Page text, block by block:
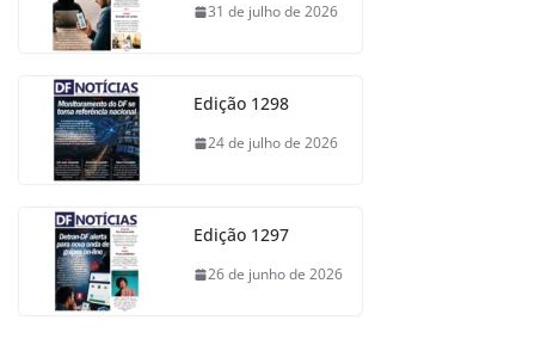
31 de julho de 2026
Edição 1298
24 de julho de 2026
Edição 1297
26 de junho de 2026